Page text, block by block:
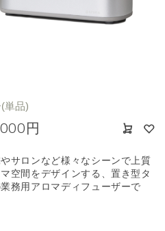
単品)
円
サロンなど様々なシーンで上質
空間をデザインする、置き型タ
務用アロマディフューザーで